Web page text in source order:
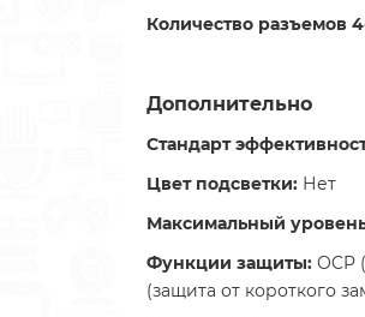
Количество разъемов
Дополнительно
Стандарт
Цвет подсветки: Нет
Максимальный
Функции защиты: OCP
(защита от короткого